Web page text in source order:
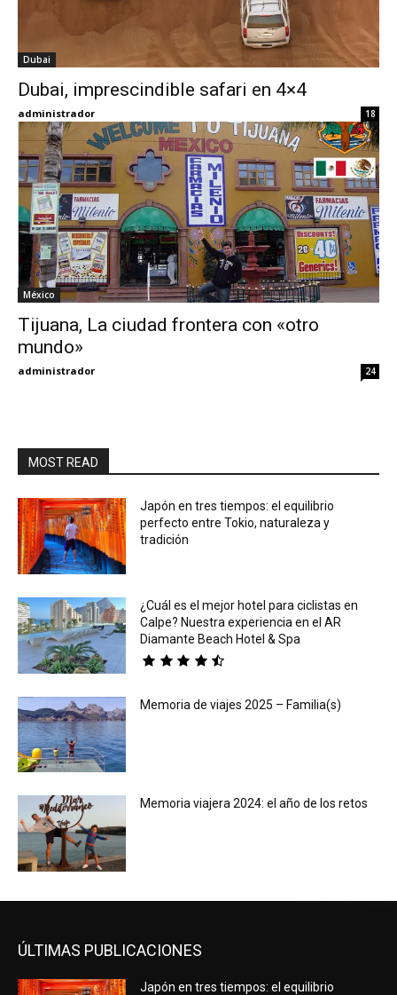
Dubai
Dubai, imprescindible safari en 4×4
administrador 18
México
Tijuana, La ciudad frontera con «otro
mundo»
administrador 24
MOST READ
Japón en tres tiempos: el equilibrio
perfecto entre Tokio, naturaleza y
tradición
¿Cuál es el mejor hotel para ciclistas en
Calpe? Nuestra experiencia en el AR
Diamante Beach Hotel & Spa
Memoria de viajes 2025 – Familia(s)
Memoria viajera 2024: el año de los retos
ÚLTIMAS PUBLICACIONES
Japón en tres tiempos: el equilibrio